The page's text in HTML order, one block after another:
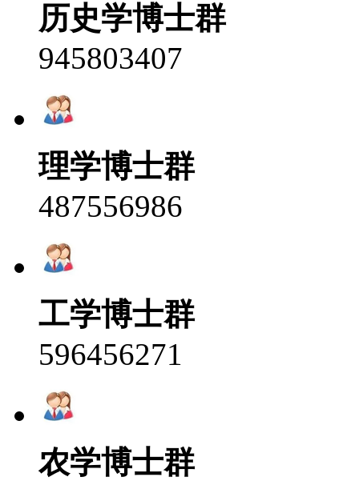
历史学博士群
945803407
理学博士群
487556986
工学博士群
596456271
农学博士群